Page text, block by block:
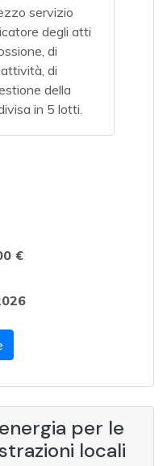
servizio
degli atti
di
di
della
in 5 lotti.
€
per le
locali